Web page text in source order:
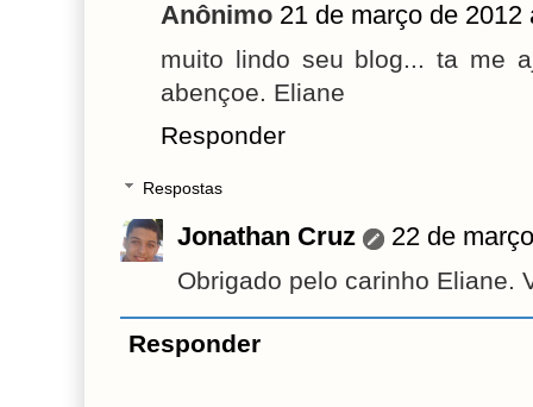
Anônimo 21 de março de 2012
muito lindo seu blog... ta me
abençoe. Eliane
Responder
Respostas
Jonathan Cruz 22 de
Obrigado pelo carinho Eliane.
Responder